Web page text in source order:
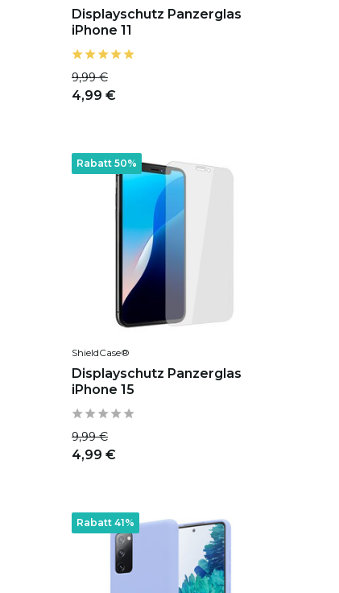
Displayschutz Panzerglas
iPhone 11
9,99 €
4,99 €
Rabatt 50%
ShieldCase®
Displayschutz Panzerglas
iPhone 15
9,99 €
4,99 €
Rabatt 41%